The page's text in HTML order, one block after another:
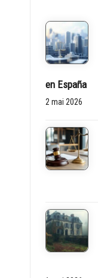
p
r
o
p
e
rt
y
o
rl
en España
2 mai 2026